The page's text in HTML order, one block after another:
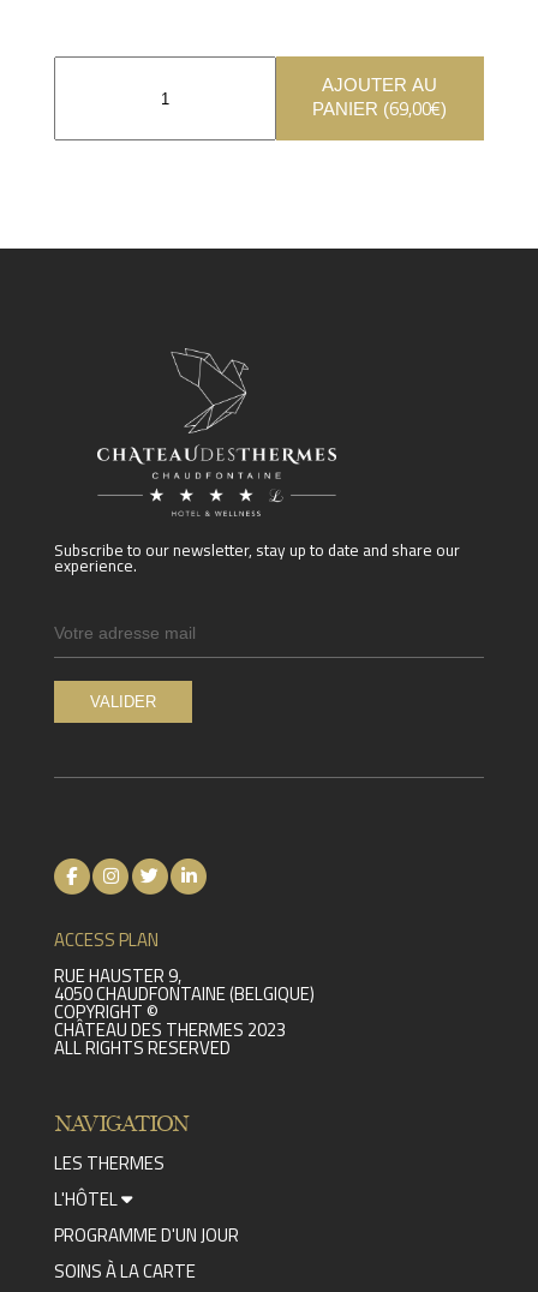
AJOUTER AU
PANIER (69,00€)
Subscribe to our newsletter, stay up to date and share our
experience.
ACCESS PLAN
RUE HAUSTER 9,
4050 CHAUDFONTAINE (BELGIQUE)
COPYRIGHT ©
CHÂTEAU DES THERMES 2023
ALL RIGHTS RESERVED
NAVIGATION
LES THERMES
L'HÔTEL
PROGRAMME D'UN JOUR
SOINS À LA CARTE